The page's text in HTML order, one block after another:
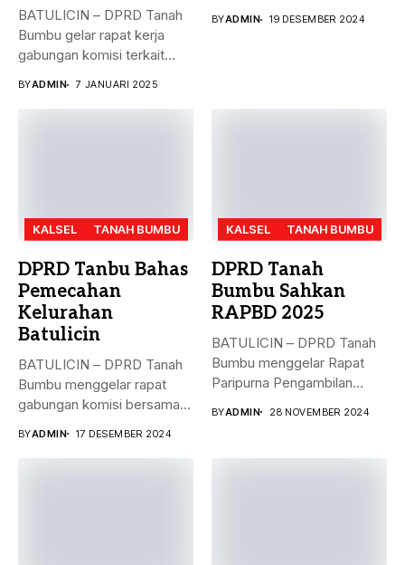
BATULICIN – DPRD Tanah
Bumbu gelar rapat kerja
gabungan komisi terkait
BYADMIN 7 JANUARI 2025
BYADMIN 19 DESEMBER 2024
KALSEL TANAH BUMBU
DPRD Tanbu Bahas
Pemecahan
Kelurahan
Batulicin
BATULICIN – DPRD Tanah
Bumbu menggelar rapat
gabungan komisi bersama
BYADMIN 17 DESEMBER 2024
KALSEL TANAH BUMBU
DPRD Tanah
Bumbu Sahkan
RAPBD 2025
BATULICIN – DPRD Tanah
Bumbu menggelar Rapat
Paripurna Pengambilan
BYADMIN 28 NOVEMBER 2024